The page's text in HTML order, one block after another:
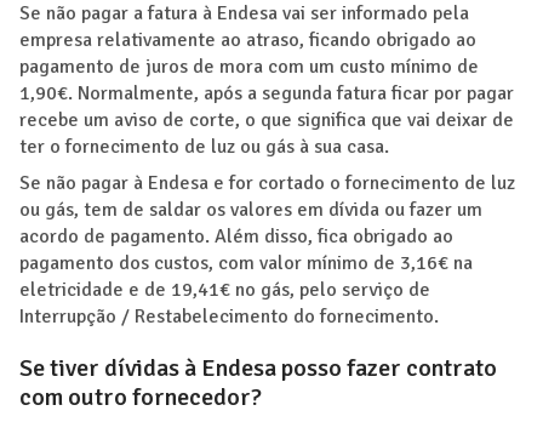
Se não pagar a fatura à Endesa vai ser informado pela
empresa relativamente ao atraso, ficando obrigado ao
pagamento de juros de mora com um custo mínimo de
1,90€. Normalmente, após a segunda fatura ficar por pagar
recebe um aviso de corte, o que significa que vai deixar de
ter o fornecimento de luz ou gás à sua casa.
Se não pagar à Endesa e for cortado o fornecimento de luz
ou gás, tem de saldar os valores em dívida ou fazer um
acordo de pagamento. Além disso, fica obrigado ao
pagamento dos custos, com valor mínimo de 3,16€ na
eletricidade e de 19,41€ no gás, pelo serviço de
Interrupção / Restabelecimento do fornecimento.
Se tiver dívidas à Endesa posso fazer contrato
com outro fornecedor?